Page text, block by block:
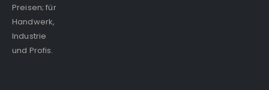
Preisen; für
Handwerk,
Industrie
und Profis.